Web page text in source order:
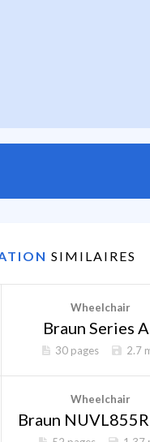
SIMILAIRES
Wheelchair
Braun Series
30 pages 2.7
Wheelchair
Braun